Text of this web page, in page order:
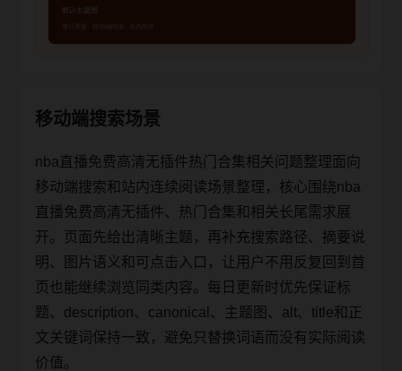
移动端搜索场景
nba直播免费高清无插件热门合集相关问题整理面向
移动端搜索和站内连续阅读场景整理，核心围绕nba
直播免费高清无插件、热门合集和相关长尾需求展
开。页面先给出清晰主题，再补充搜索路径、摘要说
明、图片语义和可点击入口，让用户不用反复回到首
页也能继续浏览同类内容。每日更新时优先保证标
题、description、canonical、主题图、alt、title和正
文关键词保持一致，避免只替换词语而没有实际阅读
价值。